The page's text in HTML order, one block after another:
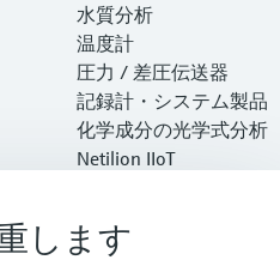
チ
水質分析
温度計
圧力 / 差圧伝送器
記録計・システム製品
化学成分の光学式分析
Netilion IIoT
製品ツール
します